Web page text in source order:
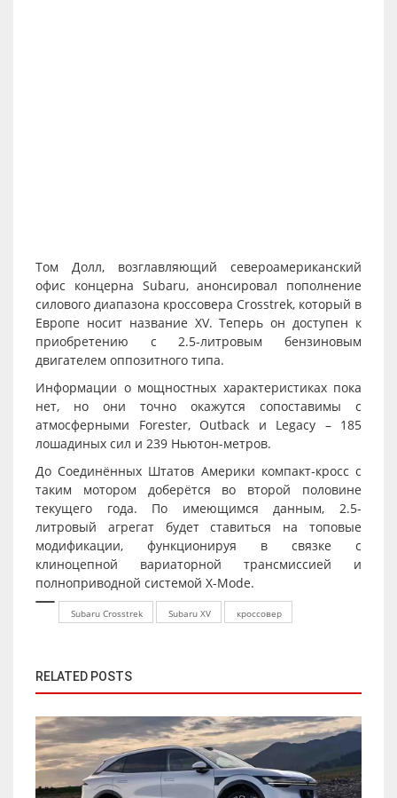
Том Долл, возглавляющий североамериканский
офис концерна Subaru, анонсировал пополнение
силового диапазона кроссовера Crosstrek, который в
Европе носит название XV. Теперь он доступен к
приобретению с 2.5-литровым бензиновым
двигателем оппозитного типа.
Информации о мощностных характеристиках пока
нет, но они точно окажутся сопоставимы с
атмосферными Forester, Outback и Legacy – 185
лошадиных сил и 239 Ньютон-метров.
До Соединённых Штатов Америки компакт-кросс с
таким мотором доберётся во второй половине
текущего года. По имеющимся данным, 2.5-
литровый агрегат будет ставиться на топовые
модификации, функционируя в связке с
клиноцепной вариаторной трансмиссией и
полноприводной системой X-Mode.
Subaru Crosstrek Subaru XV кроссовер
RELATED POSTS